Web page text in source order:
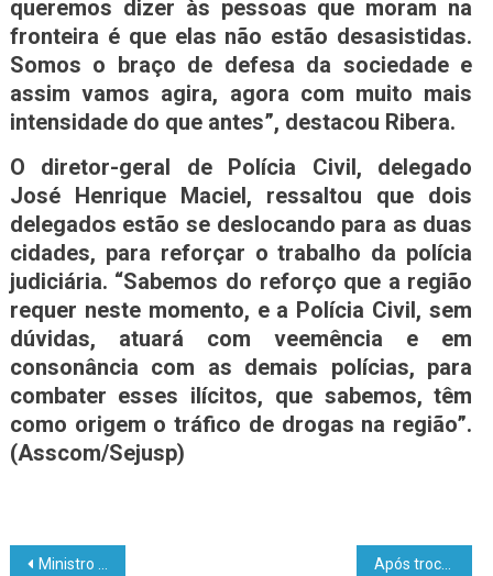
queremos dizer às pessoas que moram na
fronteira é que elas não estão desasistidas.
Somos o braço de defesa da sociedade e
assim vamos agira, agora com muito mais
intensidade do que antes”, destacou Ribera.
O diretor-geral de Polícia Civil, delegado
José Henrique Maciel, ressaltou que dois
delegados estão se deslocando para as duas
cidades, para reforçar o trabalho da polícia
judiciária. “Sabemos do reforço que a região
requer neste momento, e a Polícia Civil, sem
dúvidas, atuará com veemência e em
consonância com as demais polícias, para
combater esses ilícitos, que sabemos, têm
como origem o tráfico de drogas na região”.
(Asscom/Sejusp)
Ministro do Meio Ambiente critica líderes ambientalistas que usam jatinhos